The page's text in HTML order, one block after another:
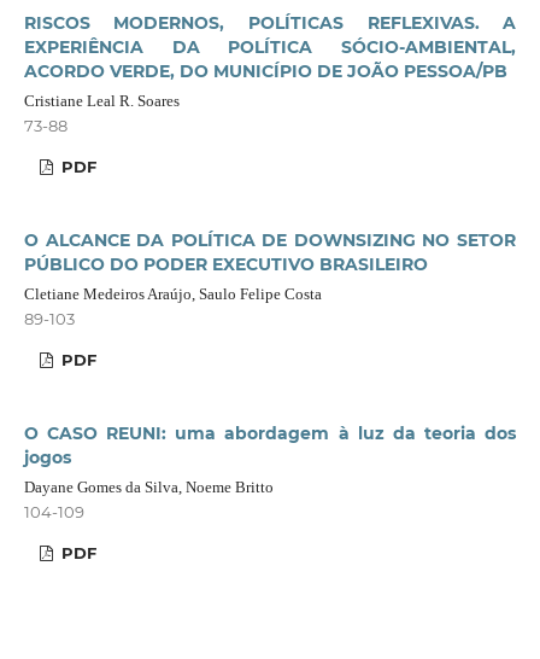
RISCOS MODERNOS, POLÍTICAS REFLEXIVAS. A
EXPERIÊNCIA DA POLÍTICA SÓCIO-AMBIENTAL,
ACORDO VERDE, DO MUNICÍPIO DE JOÃO PESSOA/PB
Cristiane Leal R. Soares
73-88
PDF
O ALCANCE DA POLÍTICA DE DOWNSIZING NO SETOR
PÚBLICO DO PODER EXECUTIVO BRASILEIRO
Cletiane Medeiros Araújo, Saulo Felipe Costa
89-103
PDF
O CASO REUNI: uma abordagem à luz da teoria dos
jogos
Dayane Gomes da Silva, Noeme Britto
104-109
PDF